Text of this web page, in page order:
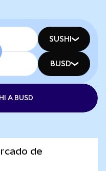
SUSHI
BUSD
A BUSD
de